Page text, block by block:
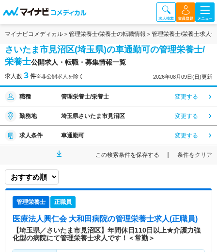
マイナビコメディカル 管理栄養士/栄養士の転職情報 管理栄養士/栄養士求人
さいたま市見沼区(埼玉県)の車通勤可の管理栄養士/
栄養士公開求人・転職・募集情報一覧
求人数 3 件※非公開求人を除く 2026年08月09日(日)更新
職種 管理栄養士/栄養士 変更する
勤務地 埼玉県さいたま市見沼区 変更する
求人条件 車通勤可 変更する
この検索条件を保存する 条件をクリア
管理栄養士 正職員
医療法人興仁会 大和田病院の管理栄養士求人(正職員)
【埼玉県／さいたま市見沼区】年間休日110日以上★介護力強
化型の病院にて管理栄養士求人です！＜常勤＞